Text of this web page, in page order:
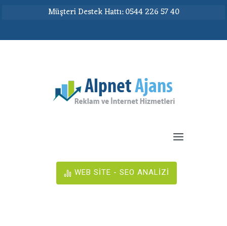
Müşteri Destek Hattı: 0544 226 57 40
WEB SİTE - SEO ANALİZİ